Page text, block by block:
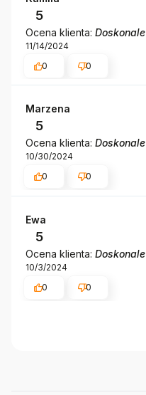
5
Ocena klienta: Doskonale
11/14/2024
0
0
Marzena
5
Ocena klienta: Doskonale
10/30/2024
0
0
Ewa
5
Ocena klienta: Doskonale
10/3/2024
0
0